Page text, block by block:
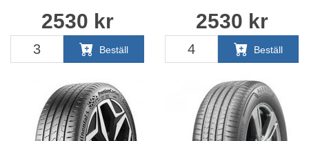
2530 kr
Beställ
2530 kr
Beställ